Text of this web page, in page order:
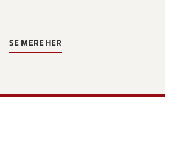
SE MERE HER